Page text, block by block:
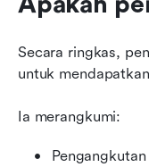
Secara ringkas,
untuk
Ia merangkumi:
Pengangkutan